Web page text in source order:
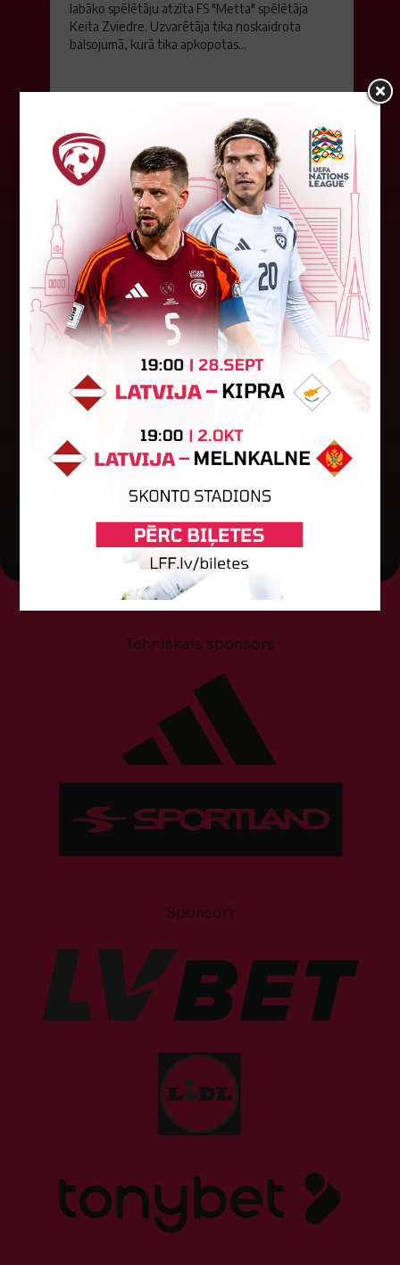
labāko spēlētāju atzīta FS "Metta" spēlētāja
Keita Zviedre. Uzvarētāja tika noskaidrota
balsojumā, kurā tika apkopotas...
"Riga FC Women" liek kārtīgi
pasvīst dānietēm
Latvijas čempions sieviešu futbolā "Riga FC
Women" trešdien aizvadīja UEFA Čempionu līgas
kvalifikācijas otrās kārtas pusfināla spēli Dānijā
pret "HB Køge". Cīņā pret...
Tehniskais sponsors
Sponsori